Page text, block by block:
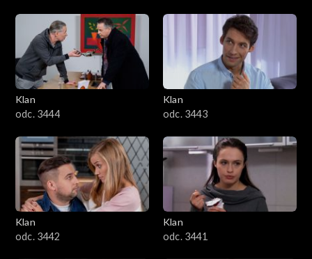
Klan
odc. 3444
Klan
odc. 3443
Klan
odc. 3442
Klan
odc. 3441